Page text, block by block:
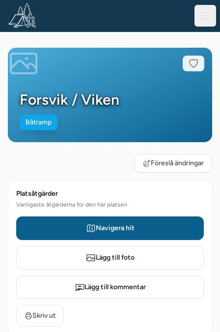
Forsvik / Viken
Båtramp
Föreslå ändringar
Platsåtgärder
Vanligaste åtgärderna för den här platsen
Navigera hit
Lägg till foto
Lägg till kommentar
Skriv ut